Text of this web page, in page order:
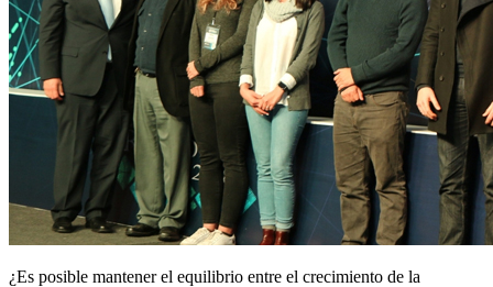
¿Es posible mantener el equilibrio entre el crecimiento de la